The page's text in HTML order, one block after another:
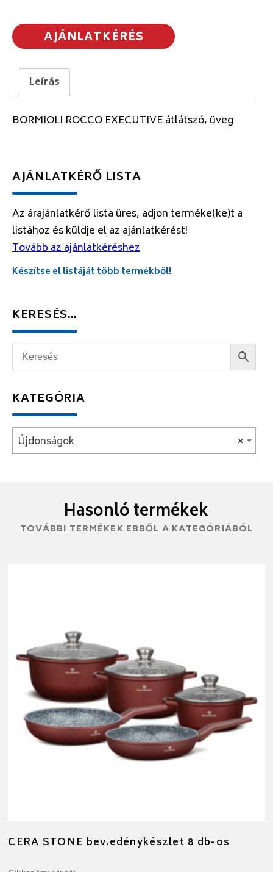
AJÁNLATKÉRÉS
Leírás
BORMIOLI ROCCO EXECUTIVE átlátszó, üveg
AJÁNLATKÉRŐ LISTA
Az árajánlatkérő lista üres, adjon terméke(ke)t a
listához és küldje el az ajánlatkérést!
Tovább az ajánlatkéréshez
Készítse el listáját több termékből!
KERESÉS…
KATEGÓRIA
×
Újdonságok
Hasonló termékek
TOVÁBBI TERMÉKEK EBBŐL A KATEGÓRIÁBÓL
CERA STONE bev.edénykészlet 8 db-os